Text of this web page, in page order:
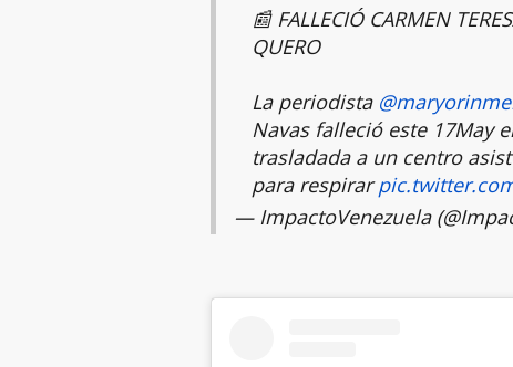
📰 FALLECIÓ CARMEN
QUERO
La periodista
Navas falleció este 17May
trasladada a un centro
para respirar
— ImpactoVenezuela